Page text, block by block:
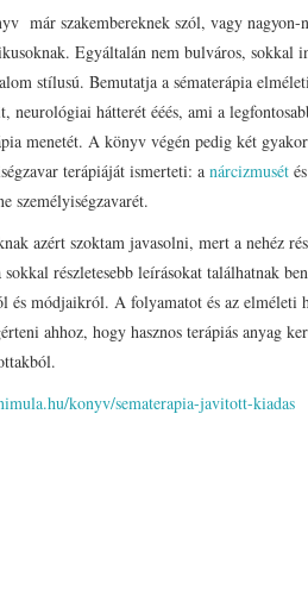
már szakembereknek szól, vagy nagyon-
Egyáltalán nem bulváros, sokkal
stílusú. Bemutatja a sématerápia
neurológiai hátterét ééés, ami a
menetét. A könyv végén pedig két
terápiáját ismerteti: a nárcizmusét
személyiségzavarét.
azért szoktam javasolni, mert a nehéz
részletesebb leírásokat találhatnak
és módjaikról. A folyamatot és az elméleti
ahhoz, hogy hasznos terápiás anyag
konyv/sematerapia-javitott-kiadas